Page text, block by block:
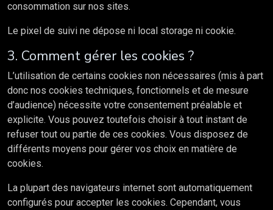
consommation sur nos sites.
Le pixel de suivi ne dépose ni local storage ni cookie.
3. Comment gérer les cookies ?
L’utilisation de certains cookies non nécessaires (mis à part
donc nos cookies techniques, fonctionnels et de mesure
d’audience) nécessite votre consentement préalable et
explicite. Vous pouvez toutefois choisir à tout instant de
refuser tout ou partie de ces cookies. Vous disposez de
différents moyens pour gérer vos choix en matière de
cookies.
La plupart des navigateurs internet sont automatiquement
configurés pour accepter les cookies. Cependant, vous